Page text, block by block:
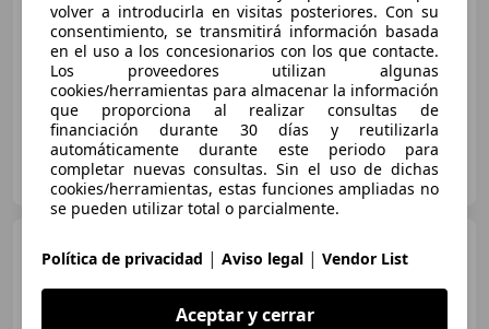
Preciojusto
12/2006 233.200 km Diésel 136 kW (185 CV)
Particular
ES-28020 Madrid
Momentum 7pl. Aut. Momentum
volver a introducirla en visitas posteriores. Con su
consentimiento, se transmitirá información basada
en el uso a los concesionarios con los que contacte.
Los proveedores utilizan algunas
cookies/herramientas para almacenar la información
que proporciona al realizar consultas de
financiación durante 30 días y reutilizarla
automáticamente durante este periodo para
completar nuevas consultas. Sin el uso de dichas
cookies/herramientas, estas funciones ampliadas no
se pueden utilizar total o parcialmente.
Política de privacidad | Aviso legal | Vendor List
Aceptar y cerrar